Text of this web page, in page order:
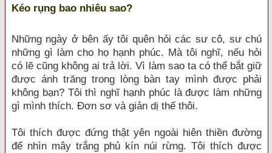
Kéo rụng bao nhiêu sao?
Những ngày ở bên ấy tôi quên hỏi các sư cô, sư chú
những gì làm cho họ hạnh phúc. Mà tôi nghĩ, nếu hỏi
có lẽ cũng không ai trả lời. Vì làm sao ta có thể bắt giữ
được ánh trăng trong lòng bàn tay mình được phải
không bạn? Tôi thì nghĩ hạnh phúc là được làm những
gì mình thích. Đơn sơ và giản dị thế thôi.
Tôi thích được đứng thật yên ngoài hiên thiền đường
để nhìn mây trắng phủ kín núi rừng. Tôi thích được